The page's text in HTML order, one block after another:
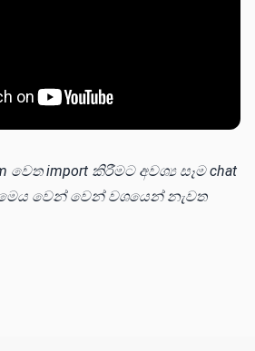
වෙත import කිරීමට අවශ්‍ය සෑම chat
මෙය වෙන් වෙන් වශයෙන් නැවත